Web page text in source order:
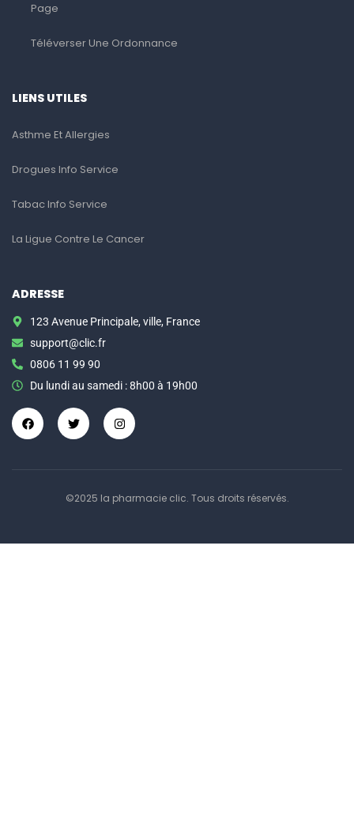
Page
Téléverser Une Ordonnance
LIENS UTILES
Asthme Et Allergies
Drogues Info Service
Tabac Info Service
La Ligue Contre Le Cancer
ADRESSE
123 Avenue Principale, ville, France
support@clic.fr
0806 11 99 90
Du lundi au samedi : 8h00 à 19h00
©2025 la pharmacie clic. Tous droits réservés.